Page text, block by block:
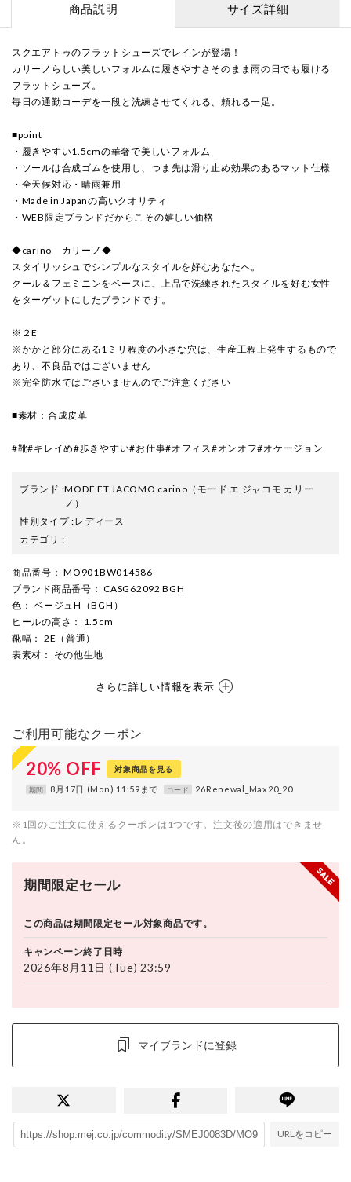
商品説明 サイズ詳細
スクエアトゥのフラットシューズでレインが登場！
カリーノらしい美しいフォルムに履きやすさそのまま雨の日でも履ける
フラットシューズ。
毎日の通勤コーデを一段と洗練させてくれる、頼れる一足。
■point
・履きやすい1.5cmの華奢で美しいフォルム
・ソールは合成ゴムを使用し、つま先は滑り止め効果のあるマット仕様
・全天候対応・晴雨兼用
・Made in Japanの高いクオリティ
・WEB限定ブランドだからこその嬉しい価格
◆carino カリーノ◆
スタイリッシュでシンプルなスタイルを好むあなたへ。
クール＆フェミニンをベースに、上品で洗練されたスタイルを好む女性
をターゲットにしたブランドです。
※２E
※かかと部分にある1ミリ程度の小さな穴は、生産工程上発生するもので
あり、不良品ではございません
※完全防水ではございませんのでご注意ください
■素材：合成皮革
#靴#キレイめ#歩きやすい#お仕事#オフィス#オンオフ#オケージョン
ブランド :MODE ET JACOMO carino （モード エ ジャコモ カリー
ノ）
性別タイプ:レディース
カテゴリ :
商品番号 ： MO901BW014586
ブランド商品番号 ： CASG62092 BGH
色 ： ベージュH（BGH）
ヒールの高さ ： 1.5cm
靴幅 ： 2E（普通）
表素材 ： その他生地
さらに詳しい情報を表示
ご利用可能なクーポン
20% OFF 対象商品を見る
期間 8月17日 (Mon) 11:59まで コード 26Renewal_Max20_20
※1回のご注文に使えるクーポンは1つです。注文後の適用はできませ
ん。
期間限定セール
この商品は期間限定セール対象商品です。
キャンペーン終了日時
2026年8月11日 (Tue) 23:59
マイブランドに登録
URLをコピー